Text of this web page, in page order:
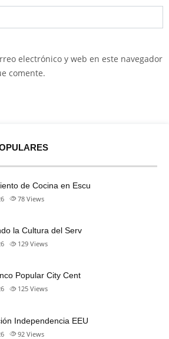
electrónico y web en este navegador
comente.
de Cocina en Escu
78 Views
la Cultura del Serv
129 Views
Popular City Cent
125 Views
Independencia EEU
92 Views